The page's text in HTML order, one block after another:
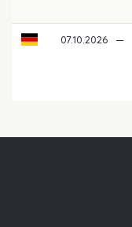
07.10.2026 —